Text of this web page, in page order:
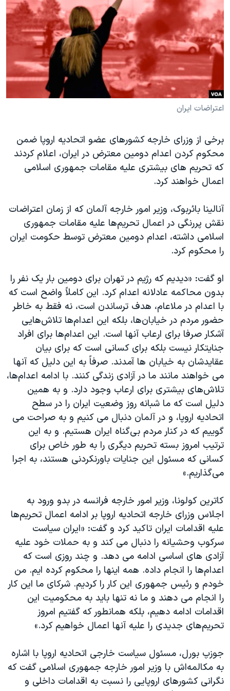
فرهنگ و زندگی
حقوق شهروندی
اقتصادی
علم و فناوری
اسرائیل در جنگ
مستندها
انتخابات ریاست جمهوری آمریکا ۲۰۲۴
حمله جمهوری اسلامی به اسرائیل
رمز مهسا
ورزش زنان در ایران
تریبونال مردمی آبان ۹۸
دادگاه حمید نوری
چهل سال گروگان‌گیری
اعتراضات مردمی آبان ۹۸
اسرائیل در جنگ
نرگس محمدی برنده جایزه نوبل صلح
صفحه‌های ویژه
سفر پرزیدنت ترامپ به چین
دنبال کنید
زبانهای مختلف
اعتراضات ایران
برخی از وزرای خارجه کشورهای عضو اتحادیه اروپا ضمن
محکوم کردن اعدام دومین معترض در ایران، اعلام کردند
که تحریم های بیشتری علیه مقامات جمهوری اسلامی
اعمال خواهند کرد.
آنالینا بائربوک، وزیر امور خارجه آلمان که از زمان اعتراضات
نقش پررنگی در اعمال تحریم‌ها علیه مقامات جمهوری
اسلامی داشته، اعدام دومین معترض توسط حکومت ایران
را محکوم کرد.
او گفت: «دیدیم که رژیم در تهران برای دومین بار یک نفر را
بدون محاکمه عادلانه اعدام کرد. این کاملاً واضح است که
با اعدام در ملاعام، هدف ترساندن است، نه فقط به خاطر
حضور مردم در خیابان‌ها، بلکه این اعدام‌ها تلاش‌هایی
آشکار صرفا برای ارعاب آنها است. این اعدام‌ها برای افراد
جنایتکار نیست بلکه برای کسانی است که برای بیان
عقایدشان به خیابان ها آمدند. صرفاً به این دلیل که آنها
می خواهند مانند ما در آزادی زندگی کنند. با ادامه اعدام‌ها،
تلاش‌های بیشتری برای ارعاب وجود دارد. و به همین
دلیل است که ما شبانه روز وضعیت ایران را در سطح
اتحادیه اروپا، و در آلمان دنبال می کنیم و به صراحت می
گوییم که در کنار مردم بی‌گناه ایران هستیم. و به این
ترتیب امروز بسته تحریم دیگری را به طور خاص برای
کسانی که مسئول این جنایات باورنکردنی هستند، به اجرا
می‌گذاریم.»
کاترین کولونا، وزیر امور خارجه فرانسه در بدو ورود به
اجلاس وزرای خارجه اتحادیه اروپا بر ادامه اعمال تحریم‌ها
علیه اقدامات ایران تاکید کرد و گفت: «ایران سیاست
سرکوب وحشیانه را دنبال می کند و به حملات خود علیه
آزادی های اساسی ادامه می دهد. و چند روزی است که
اعدام‌ها را انجام داده. همه اینها را محکوم کرده ایم. من
خودم و رئیس جمهوری این کار را کردیم. شرکای ما این کار
را انجام می دهند و ما نه تنها باید به محکومیت این
اقدامات ادامه دهیم، بلکه همانطور که گفتیم امروز
تحریم‌های جدیدی را علیه آنها اعمال خواهیم کرد.»
جوزپ بورل، مسئول سیاست خارجی اتحادیه اروپا با اشاره
به مکالمه‌اش با وزیر امور خارجه جمهوری اسلامی گفت که
نگرانی کشورهای اروپایی را نسبت به اقدامات داخلی و